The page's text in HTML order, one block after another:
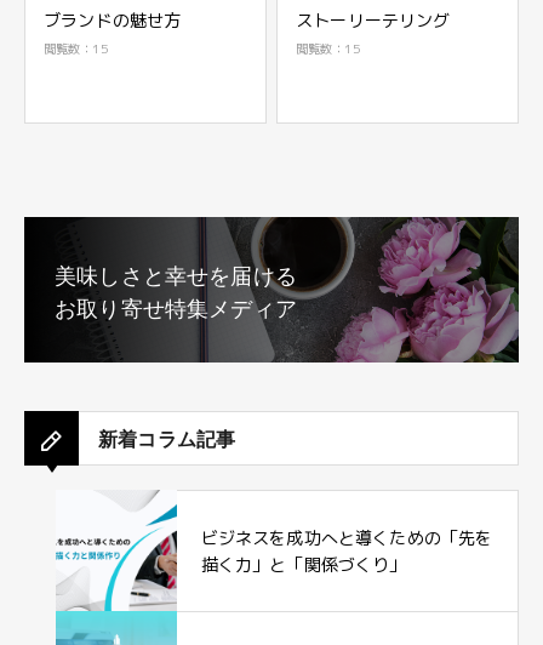
ブランドの魅せ方
閲覧数：15
ストーリーテリング
閲覧数：15
美味しさと幸せを届ける
お取り寄せ特集メディア
新着コラム記事
ビジネスを成功へと導くための「先を
描く力」と「関係づくり」